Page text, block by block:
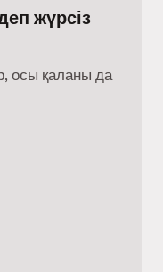
жүрсіз
осы қаланы да